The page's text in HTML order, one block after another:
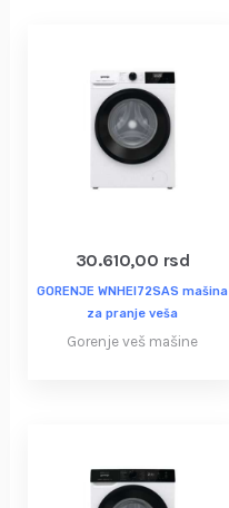
30.610,00 rsd
GORENJE WNHEI72SAS mašina
za pranje veša
Gorenje veš mašine